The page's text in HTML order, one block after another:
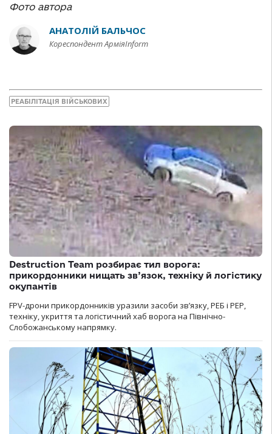
Фото автора
АНАТОЛІЙ БАЛЬЧОС
Кореспондент АрміяInform
РЕАБІЛІТАЦІЯ ВІЙСЬКОВИХ
Destruction Team розбирає тил ворога:
прикордонники нищать зв’язок, техніку й логістику
окупантів
FPV-дрони прикордонників уразили засоби зв’язку, РЕБ і РЕР,
техніку, укриття та логістичний хаб ворога на Північно-
Слобожанському напрямку.